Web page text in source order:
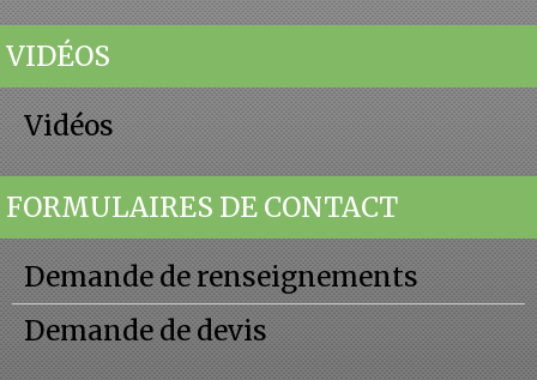
VIDÉOS
Vidéos
FORMULAIRES DE CONTACT
Demande de renseignements
Demande de devis